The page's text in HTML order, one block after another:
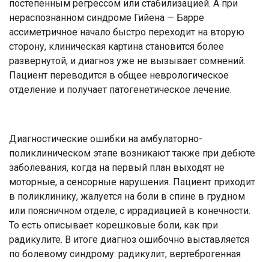
постепенным регрессом или стабилизацией. А при
нераспознанном синдроме Гийена — Барре
ассиметричное начало быстро переходит на вторую
сторону, клиническая картина становится более
развернутой, и диагноз уже не вызывает сомнений.
Пациент переводится в общее неврологическое
отделение и получает патогенетическое лечение.
Диагностические ошибки на амбулаторно-
поликлиническом этапе возникают также при дебюте
заболевания, когда на первый план выходят не
моторные, а сенсорные нарушения. Пациент приходит
в поликлинику, жалуется на боли в спине в грудном
или поясничном отделе, с иррадиацией в конечности.
То есть описывает корешковые боли, как при
радикулите. В итоге диагноз ошибочно выставляется
по болевому синдрому: радикулит, вертеброгенная